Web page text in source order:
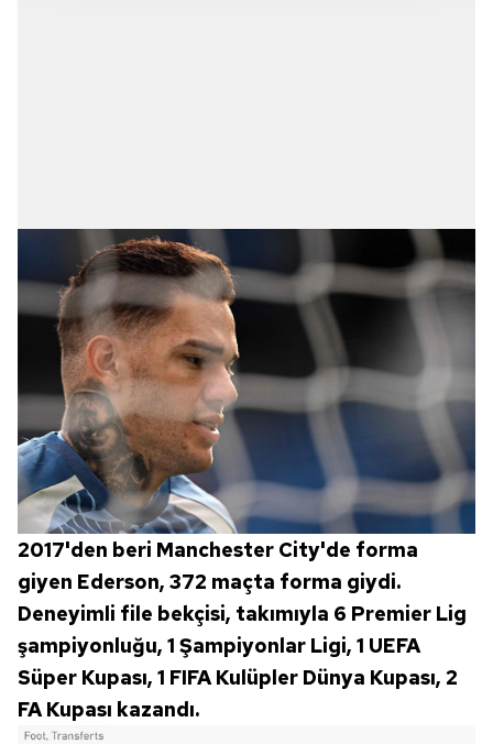
kılınması ve kişiselleştirilmesi ve sizlere yönelik
reklam/pazarlama faaliyetlerinin yapılması, amaçlarıyla
sınırlı olarak açık rızanız dahilinde kullanılacaktır.
Çerezlere ilişkin tercihlerinizi aşağıda yer alan panel
vasıtasıyla belirleyebilirsiniz. Çerezlere ilişkin detaylı bilgi
için Ayarlar butonuna tıklayabilir,
Çerez Bilgilendirme
Metnimiziziyaret edebilirsiniz.
6698 sayılı Kişisel Verilerin Korunması Kanunu uyarınca
hazırlanmış Aydınlatma Metnimizi okumak ve sitemizde
ilgili mevzuata uygun olarak kullanılan çerezlerle ilgili bilgi
almak için lütfentıklayınız.
2017'den beri Manchester City'de forma
giyen Ederson, 372 maçta forma giydi.
Deneyimli file bekçisi, takımıyla 6 Premier Lig
şampiyonluğu, 1 Şampiyonlar Ligi, 1 UEFA
Süper Kupası, 1 FIFA Kulüpler Dünya Kupası, 2
FA Kupası kazandı.